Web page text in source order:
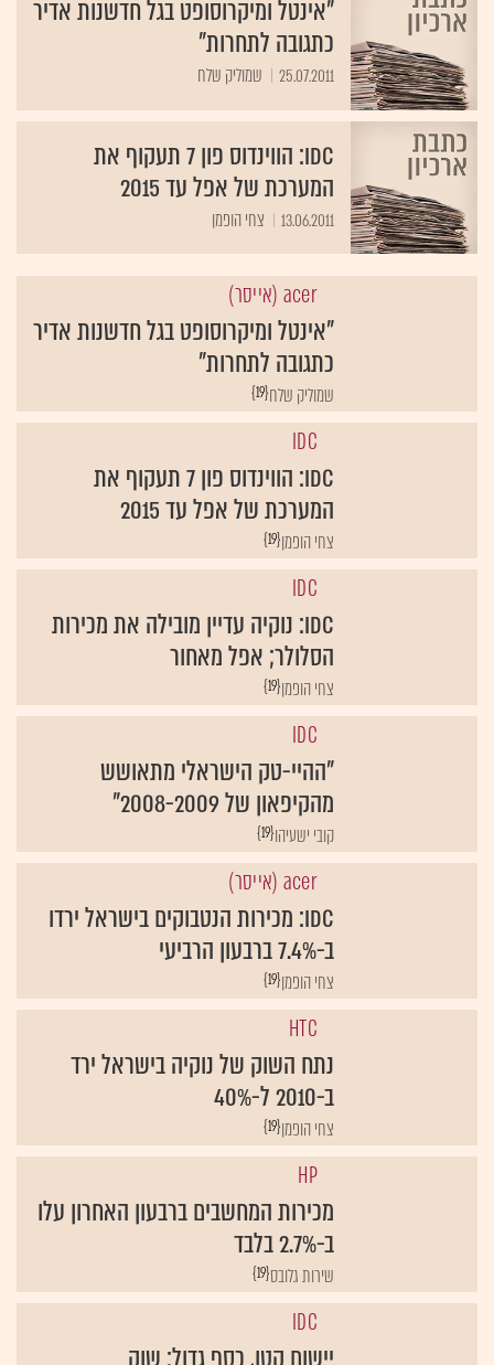
כתגובה לתחרות"
25.07.2011 שמוליק שלח
המערכת של אפל עד 2015
13.06.2011 צחי הופמן
"אינטל ומיקרוסופט בגל חדשנות אדיר
כתגובה לתחרות"
{19} שמוליק שלח
המערכת של אפל עד 2015
{19}צחי הופמן
IDC: נוקיה עדיין מובילה את מכירות
הסלולר; אפל מאחור
{19}צחי הופמן
"ההיי-טק הישראלי מתאושש
מהקיפאון של 2008-2009"
{19}קובי ישעיהו
IDC: מכירות הנטבוקים בישראל ירדו
ב-7.4% ברבעון הרביעי
{19}צחי הופמן
נתח השוק של נוקיה בישראל ירד
ב-2010 ל-40%
{19}צחי הופמן
מכירות המחשבים ברבעון האחרון עלו
ב-2.7% בלבד
{19}שירות גלובס
יישום קטן, כסף גדול: שוק